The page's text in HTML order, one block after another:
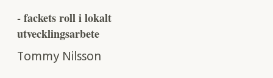
- fackets roll i lokalt
utvecklingsarbete
Tommy Nilsson